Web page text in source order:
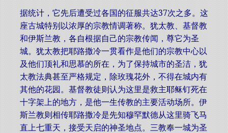
据统计，它先后遭受过各国的征服共达37次之多。这
座古城特别以浓厚的宗教情调著称。犹太教、基督教
和伊斯兰教，各自根据自己的宗教传闻，尊它为圣
城。犹太教把耶路撒冷一贯看作是他们的宗教中心以
及他们顶礼和思慕的所在，为了保持城市的圣洁，犹
太教法典甚至严格规定，除玫瑰花外，不得在城内有
其他的花园。基督教徒则认为这里是救主耶稣钉死在
十字架上的地方，是他一生传教的主要活动场所。伊
斯兰教则相传耶路撒冷是先知穆罕默德从这里骑飞马
直上七重天，接受天启的神圣地点。三教奉一城为圣